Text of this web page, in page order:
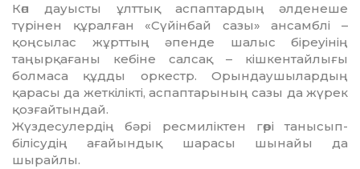
Көп дауысты ұлттық аспаптардың әл­денеше
түрінен құралған «Сүйінбай сазы» ансамблі –
қоңсылас жұрттың әпенде шалыс біреуінің
таңырқағаны кебіне салсақ – кішкентайлығы
болмаса құдды оркестр. Орындаушылардың
қарасы да жеткілікті, аспаптарының сазы да жүрек
қозғайтындай.
Жүздесулердің бәрі ресмиліктен гөрі танысып-
білісудің ағайындық шарасы шынайы да
шырайлы.